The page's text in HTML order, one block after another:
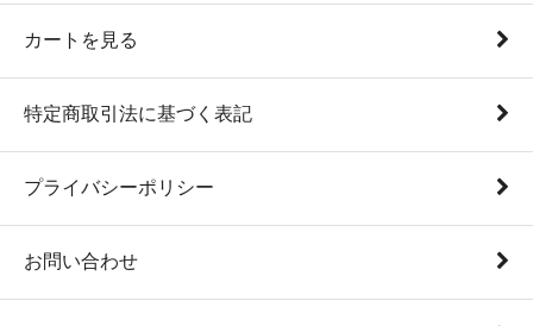
カートを見る
特定商取引法に基づく表記
プライバシーポリシー
お問い合わせ